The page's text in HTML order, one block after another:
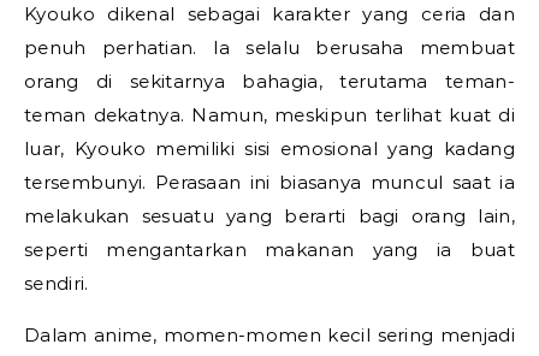
Kyouko dikenal sebagai karakter yang ceria dan
penuh perhatian. Ia selalu berusaha membuat
orang di sekitarnya bahagia, terutama teman-
teman dekatnya. Namun, meskipun terlihat kuat di
luar, Kyouko memiliki sisi emosional yang kadang
tersembunyi. Perasaan ini biasanya muncul saat ia
melakukan sesuatu yang berarti bagi orang lain,
seperti mengantarkan makanan yang ia buat
sendiri.
Dalam anime, momen-momen kecil sering menjadi